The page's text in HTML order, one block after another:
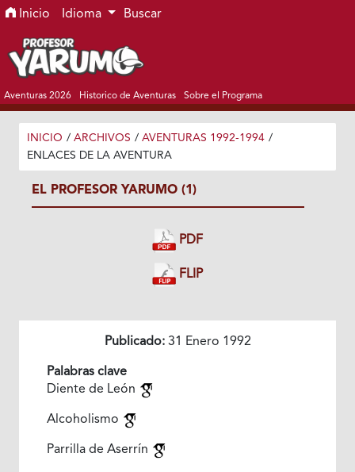
Ir al menú de navegación principal
Ir al contenido principal
Ir al pie de página del sitio
Inicio Idioma Buscar
Aventuras 2026 Historico de Aventuras Sobre el Programa
INICIO / ARCHIVOS / AVENTURAS 1992-1994 /
ENLACES DE LA AVENTURA
EL PROFESOR YARUMO (1)
PDF
FLIP
Publicado:31 Enero 1992
Palabras clave
Diente de León
Alcoholismo
Parrilla de Aserrín